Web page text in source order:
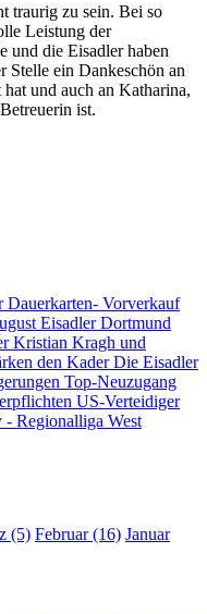
traurig zu sein. Bei so
Leistung der
und die Eisadler haben
Stelle ein Dankeschön an
und auch an Katharina,
ist.
Dauerkarten- Vorverkauf
Eisadler Dortmund
Kristian Kragh und
den KaderDie Eisadler
Top-Neuzugang
US-Verteidiger
- Regionalliga West
(5) Februar (16) Januar